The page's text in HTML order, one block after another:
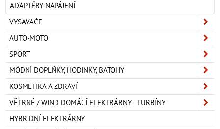
ADAPTÉRY NAPÁJENÍ
VYSAVAČE
AUTO-MOTO
SPORT
MÓDNÍ DOPLŇKY, HODINKY, BATOHY
KOSMETIKA A ZDRAVÍ
VĚTRNÉ / WIND DOMÁCÍ ELEKTRÁRNY - TURBÍNY
HYBRIDNÍ ELEKTRÁRNY